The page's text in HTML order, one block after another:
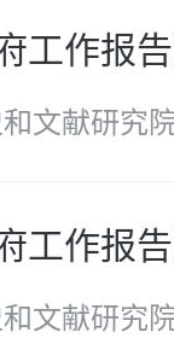
工作报
文献研究
工作报
文献研究